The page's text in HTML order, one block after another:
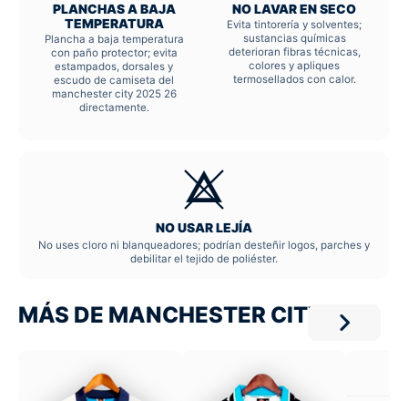
PLANCHAS A BAJA
TEMPERATURA
Plancha a baja temperatura
con paño protector; evita
estampados, dorsales y
escudo de camiseta del
manchester city 2025 26
directamente.
NO LAVAR EN SECO
Evita tintorería y solventes;
sustancias químicas
deterioran fibras técnicas,
colores y apliques
termosellados con calor.
NO USAR LEJÍA
No uses cloro ni blanqueadores; podrían desteñir logos, parches y
debilitar el tejido de poliéster.
MÁS DE MANCHESTER CITY